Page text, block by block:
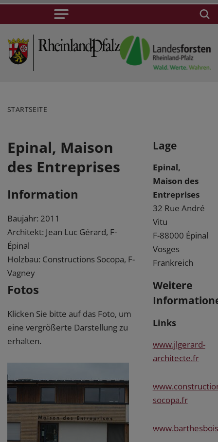
STARTSEITE
Epinal, Maison
des Entreprises
Information
Baujahr: 2011
Architekt: Jean Luc Gérard, F-
Épinal
Holzbau: Constructions Socopa, F-
Vagney
Fotos
Klicken Sie bitte auf das Foto, um
eine vergrößerte Darstellung zu
erhalten.
Lage
Epinal,
Maison des
Entreprises
32 Rue André
Vitu
F-88000 Épinal
Vosges
Frankreich
Weitere
Links
www.jlgerard-
architecte.fr
socopa.fr